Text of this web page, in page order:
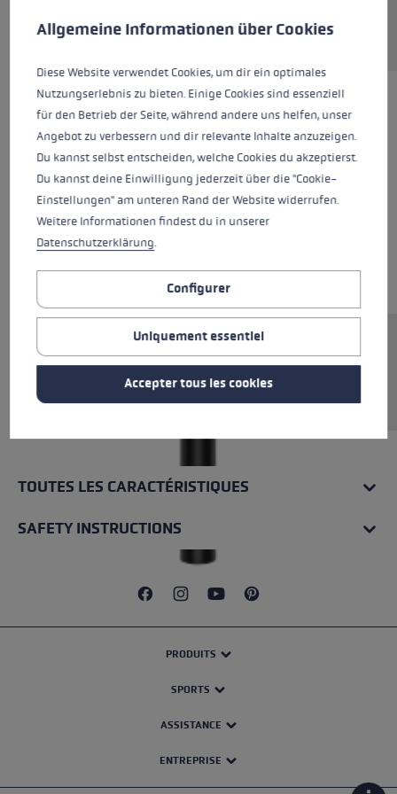
Demander une pièce de rechange
Stöcke. Abmessungen: 14x313mm.
Rohrmaterial: Aluminium.
TOUTES LES CARACTÉRISTIQUES
SAFETY INSTRUCTIONS
PRODUITS
SPORTS
ASSISTANCE
ENTREPRISE
This website uses cookies to give you the best possible experience.
Allgemeine Informationen über Cookies
Diese Website verwendet Cookies, um dir ein optimales
Nutzungserlebnis zu bieten. Einige Cookies sind essenziell
für den Betrieb der Seite, während andere uns helfen, unser
Angebot zu verbessern und dir relevante Inhalte anzuzeigen.
Du kannst selbst entscheiden, welche Cookies du akzeptierst.
Du kannst deine Einwilligung jederzeit über die "Cookie-
Einstellungen" am unteren Rand der Website widerrufen.
Weitere Informationen findest du in unserer
Datenschutzerklärung.
Configurer
Uniquement essentiel
Accepter tous les cookies